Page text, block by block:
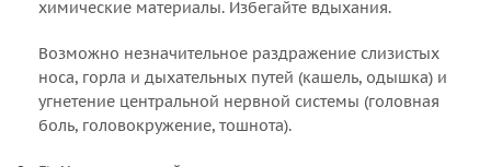
химические материалы. Избегайте вдыхания.
Возможно незначительное раздражение слизистых
носа, горла и дыхательных путей (кашель, одышка) и
угнетение центральной нервной системы (головная
боль, головокружение, тошнота).